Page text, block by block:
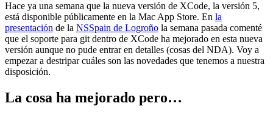
Hace ya una semana que la nueva versión de XCode, la versión 5,
está disponible públicamente en la Mac App Store. En la
presentación de la NSSpain de Logroño la semana pasada comenté
que el soporte para git dentro de XCode ha mejorado en esta nueva
versión aunque no pude entrar en detalles (cosas del NDA). Voy a
empezar a destripar cuáles son las novedades que tenemos a nuestra
disposición.
La cosa ha mejorado pero…